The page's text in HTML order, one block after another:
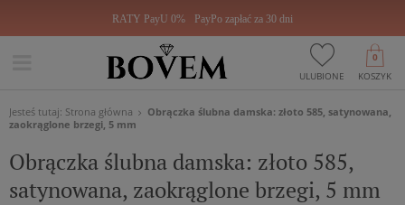
RATY PayU 0% PayPo zapłać za 30 dni
ULUBIONE KOSZYK
0
Jesteś tutaj: Strona główna
Obrączka ślubna damska: złoto 585, satynowana,
zaokrąglone brzegi, 5 mm
Obrączka ślubna damska: złoto 585,
satynowana, zaokrąglone brzegi, 5 mm